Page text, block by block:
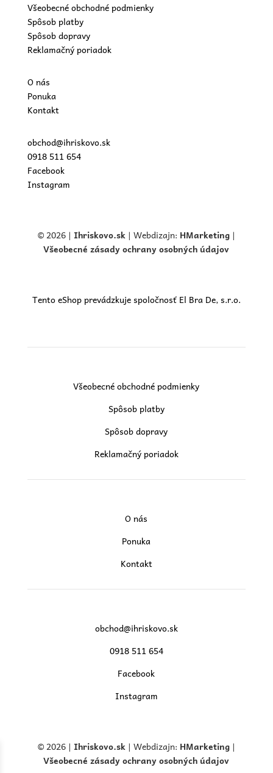
Všeobecné obchodné podmienky
Spôsob platby
Spôsob dopravy
Reklamačný poriadok
O nás
Ponuka
Kontakt
obchod@ihriskovo.sk
0918 511 654
Facebook
Instagram
© 2026 | Ihriskovo.sk| Webdizajn: HMarketing |
Všeobecné zásady ochrany osobných údajov
Tento eShop prevádzkuje spoločnosť El Bra De, s.r.o.
Všeobecné obchodné podmienky
Spôsob platby
Spôsob dopravy
Reklamačný poriadok
O nás
Ponuka
Kontakt
obchod@ihriskovo.sk
0918 511 654
Facebook
Instagram
© 2026 | Ihriskovo.sk| Webdizajn: HMarketing |
Všeobecné zásady ochrany osobných údajov